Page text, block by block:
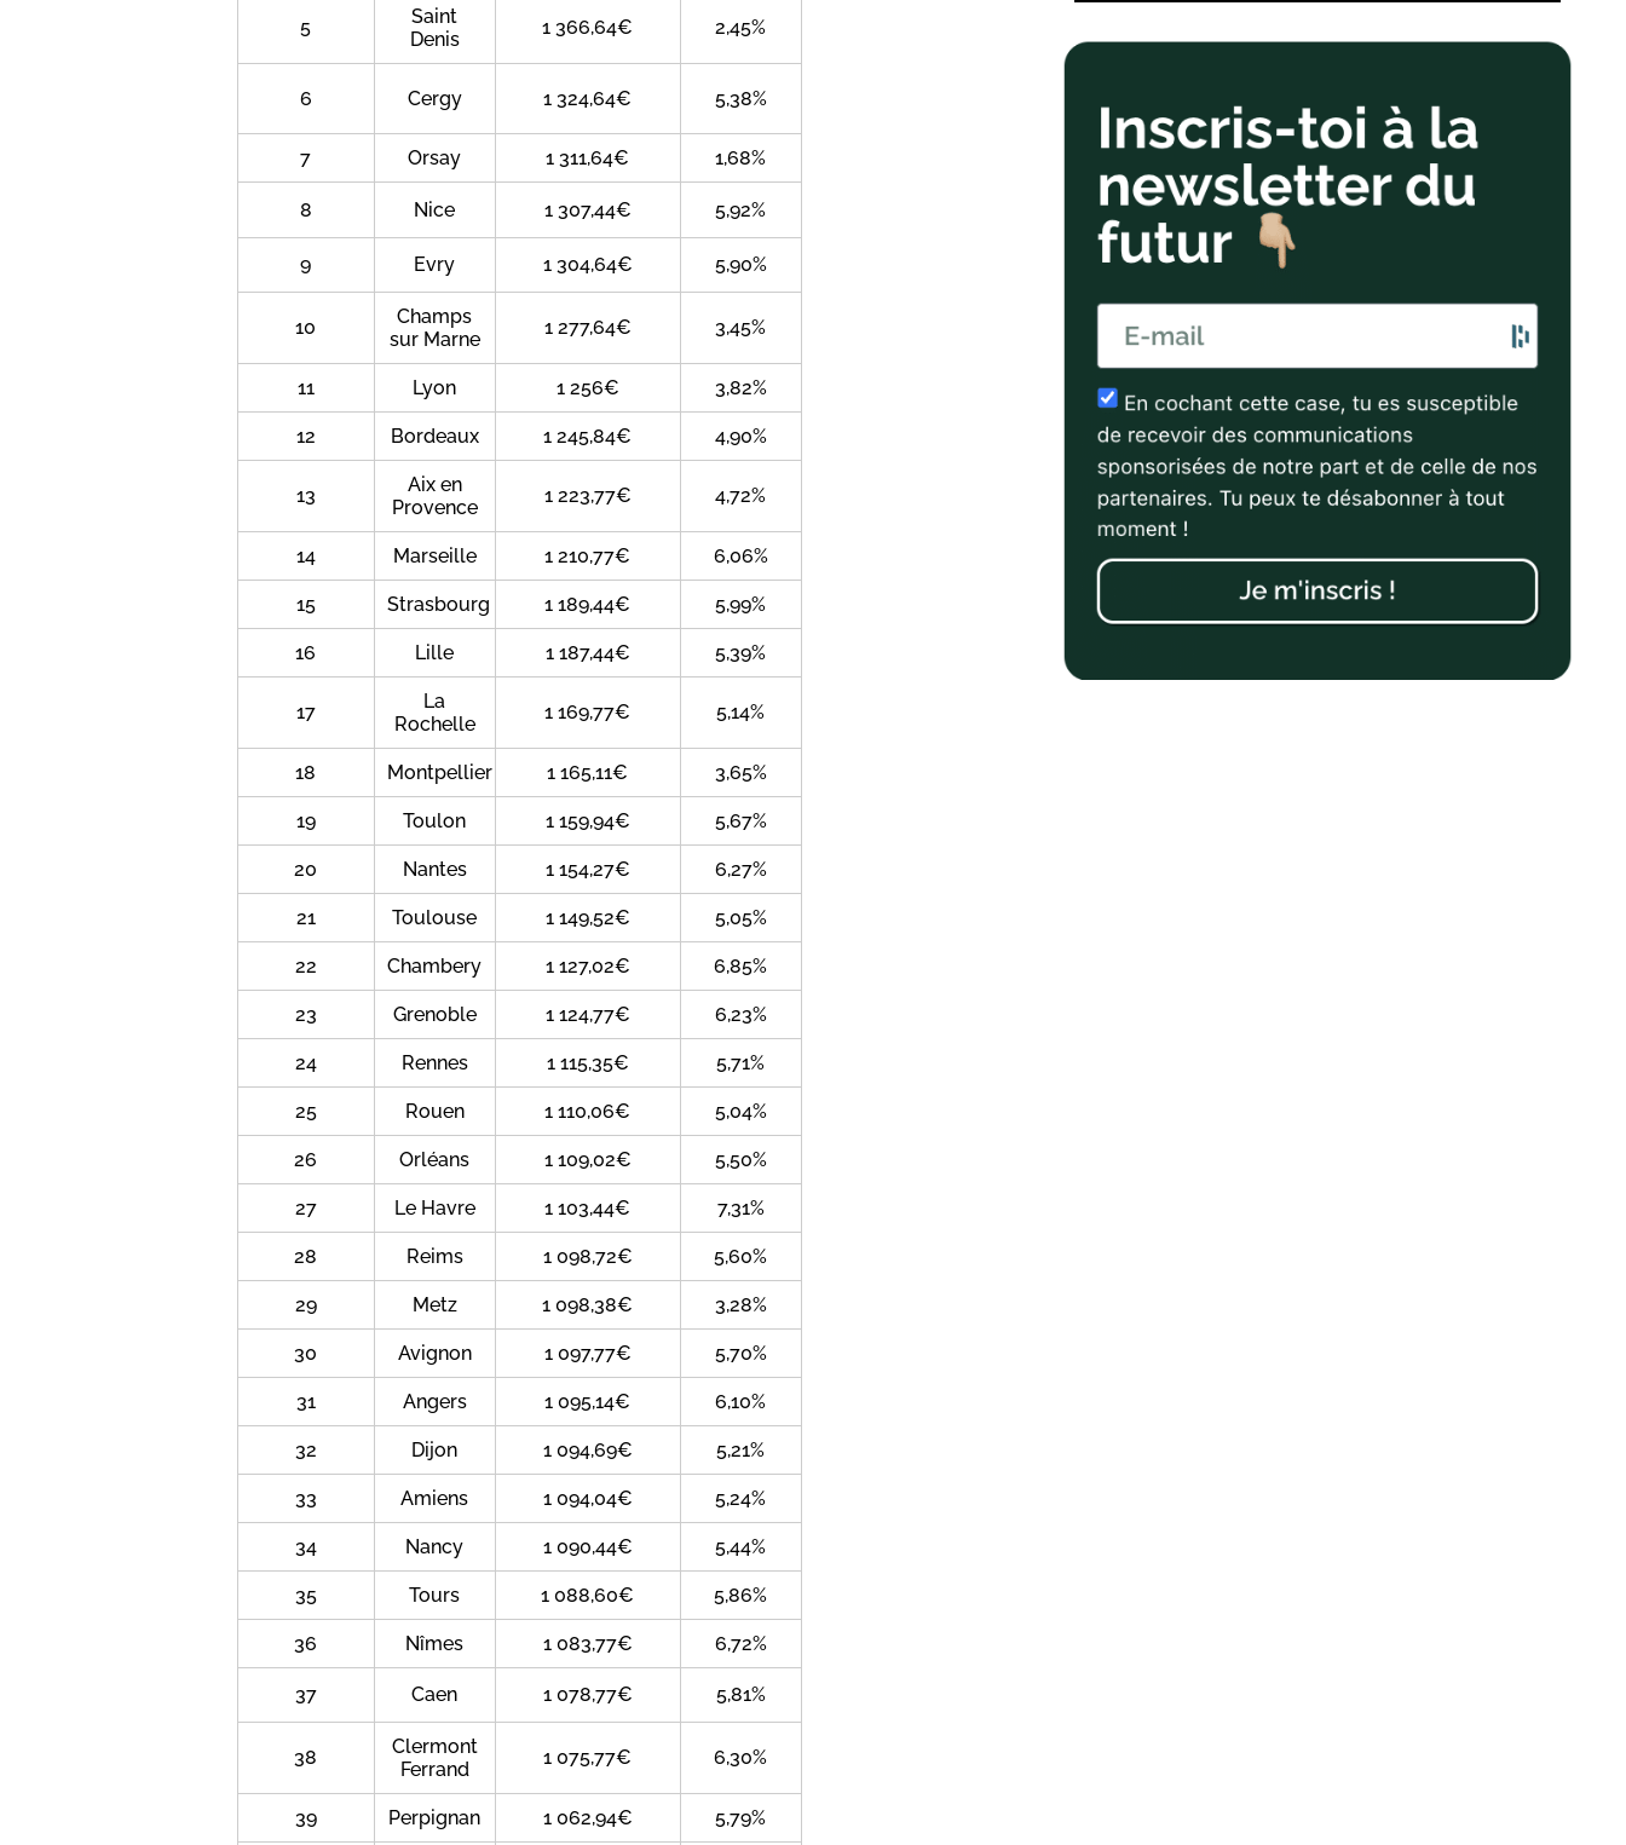
5
Saint
Denis
1 366,64€ 2,45%
6 Cergy 1 324,64€ 5,38%
7 Orsay 1 311,64€ 1,68%
8 Nice 1 307,44€ 5,92%
9 Evry 1 304,64€ 5,90%
10
Champs
sur Marne
1 277,64€ 3,45%
11 Lyon 1 256€ 3,82%
12 Bordeaux 1 245,84€ 4,90%
13
Aix en
Provence
1 223,77€ 4,72%
14 Marseille 1 210,77€ 6,06%
15 Strasbourg 1 189,44€ 5,99%
16 Lille 1 187,44€ 5,39%
17
La
Rochelle
1 169,77€ 5,14%
18 Montpellier 1 165,11€ 3,65%
19 Toulon 1 159,94€ 5,67%
20 Nantes 1 154,27€ 6,27%
21 Toulouse 1 149,52€ 5,05%
22 Chambery 1 127,02€ 6,85%
23 Grenoble 1 124,77€ 6,23%
24 Rennes 1 115,35€ 5,71%
25 Rouen 1 110,06€ 5,04%
26 Orléans 1 109,02€ 5,50%
27 Le Havre 1 103,44€ 7,31%
28 Reims 1 098,72€ 5,60%
29 Metz 1 098,38€ 3,28%
30 Avignon 1 097,77€ 5,70%
31 Angers 1 095,14€ 6,10%
32 Dijon 1 094,69€ 5,21%
33 Amiens 1 094,04€ 5,24%
34 Nancy 1 090,44€ 5,44%
35 Tours 1 088,60€ 5,86%
36 Nîmes 1 083,77€ 6,72%
37 Caen 1 078,77€ 5,81%
38
Clermont
Ferrand
1 075,77€ 6,30%
39 Perpignan 1 062,94€ 5,79%